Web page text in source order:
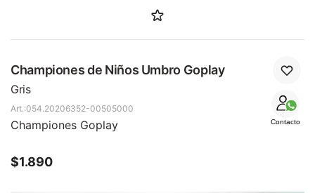
Championes de Niños Umbro Goplay
Gris
Contacto
054.20206352-00505000
Championes Goplay
$1.890